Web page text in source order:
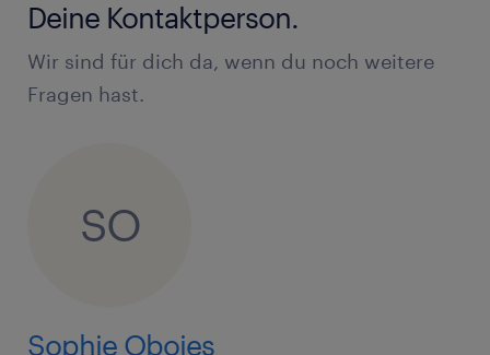
Deine Kontaktperson.
Wir sind für dich da, wenn du noch weitere
Fragen hast.
SO
Sophie Obojes